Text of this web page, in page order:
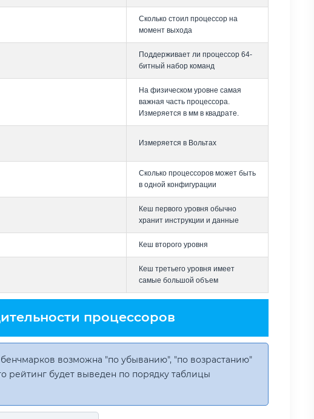
Сколько стоил процессор на
момент выхода
Поддерживает ли процессор 64-
битный набор команд
На физическом уровне самая
важная часть процессора.
Измеряется в мм в квадрате.
Измеряется в Вольтах
Сколько процессоров может быть
в одной конфигурации
Кеш первого уровня обычно
хранит инструкции и данные
Кеш второго уровня
Кеш третьего уровня имеет
самые большой объем
процессоров
возможна "по убыванию", "по возрастанию"
рейтинг будет выведен по порядку таблицы